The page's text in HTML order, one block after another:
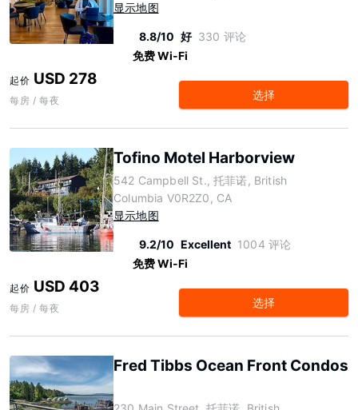
显示地图
8.8/10 好 330 评论
免费 Wi-Fi
起价 USD 278
每房 / 每夜 选择
Tofino Motel Harborview
542 Campbell St., 托菲诺, British
Columbia V0R2Z0, CA
显示地图
9.2/10 Excellent 1004 评论
免费 Wi-Fi
起价 USD 403
每房 / 每夜 选择
Fred Tibbs Ocean Front Condos